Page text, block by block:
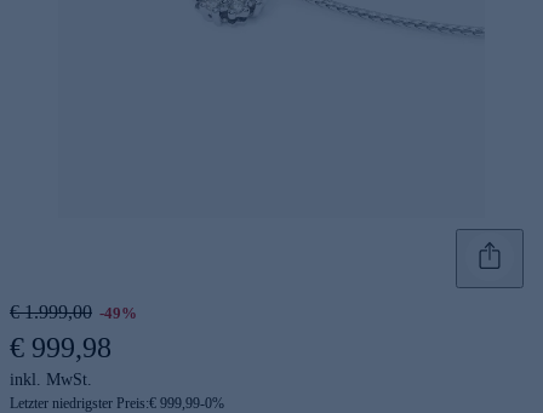
€ 1.999,00 -49%
€ 999,98
inkl. MwSt.
Letzter niedrigster Preis:€ 999,99-0%